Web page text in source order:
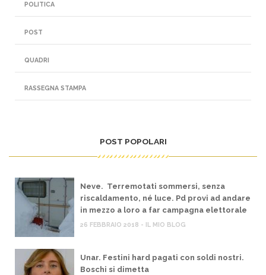
POLITICA
POST
QUADRI
RASSEGNA STAMPA
POST POPOLARI
Neve. Terremotati sommersi, senza
riscaldamento, né luce. Pd provi ad andare
in mezzo a loro a far campagna elettorale
26 FEBBRAIO 2018 - IL MIO BLOG
Unar. Festini hard pagati con soldi nostri.
Boschi si dimetta